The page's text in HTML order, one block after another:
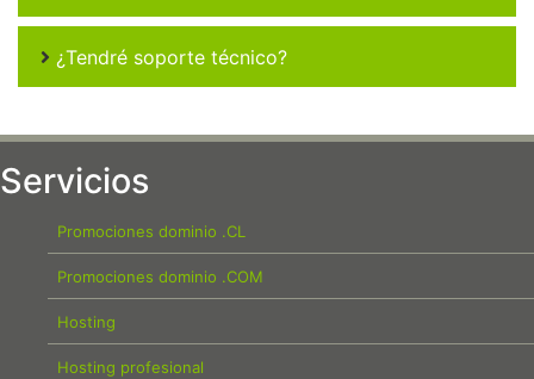
¿Tendré soporte técnico?
Servicios
Promociones dominio .CL
Promociones dominio .COM
Hosting
Hosting profesional